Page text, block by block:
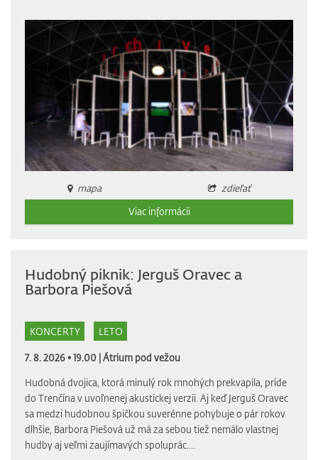
mapa
zdieľať
Viac informácii
Hudobný piknik: Jerguš Oravec a
Barbora Piešová
KONCERTY LETO
7. 8. 2026 • 19.00 |Átrium pod vežou
Hudobná dvojica, ktorá minulý rok mnohých prekvapila, príde
do Trenčína v uvoľnenej akustickej verzii. Aj keď Jerguš Oravec
sa medzi hudobnou špičkou suverénne pohybuje o pár rokov
dlhšie, Barbora Piešová už má za sebou tiež nemálo vlastnej
hudby aj veľmi zaujímavých spoluprác....